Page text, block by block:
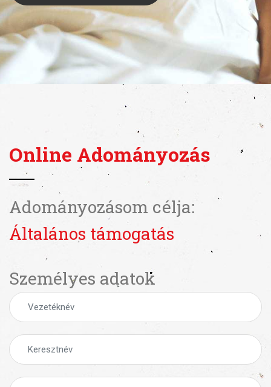
Online Adományozás
Adományozásom célja:
Általános támogatás
Személyes adatok